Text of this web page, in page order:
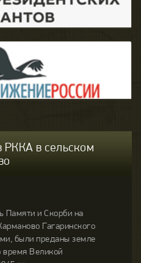
РККА в сельском
Памяти и Скорби на
Гагаринского
были преданы земле
время Великой